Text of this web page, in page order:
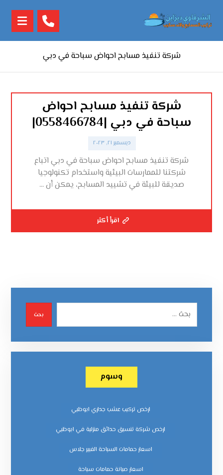
شركة تنفيذ مسابح احواض سباحة في دبي
شركة تنفيذ مسابح احواض
سباحة في دبي |0558466784|
ديسمبر ٢١, ٢٠٢٣
شركة تنفيذ مسابح احواض سباحة في دبي اتباع
شركتنا للممارسات البيئية واستخدام تكنولوجيا
صديقة للبيئة في تشييد المسابح، يمكن أن ...
اقرأ أكثر
بحث
وسوم
ارخص تركيب عشب جداري ابوظبي
ارخص شركة تنسيق حدائق منزلية في ابوظبي
اسعار حمامات السباحة الفيبر جلاس
اسعار صيانة حمامات سباحة